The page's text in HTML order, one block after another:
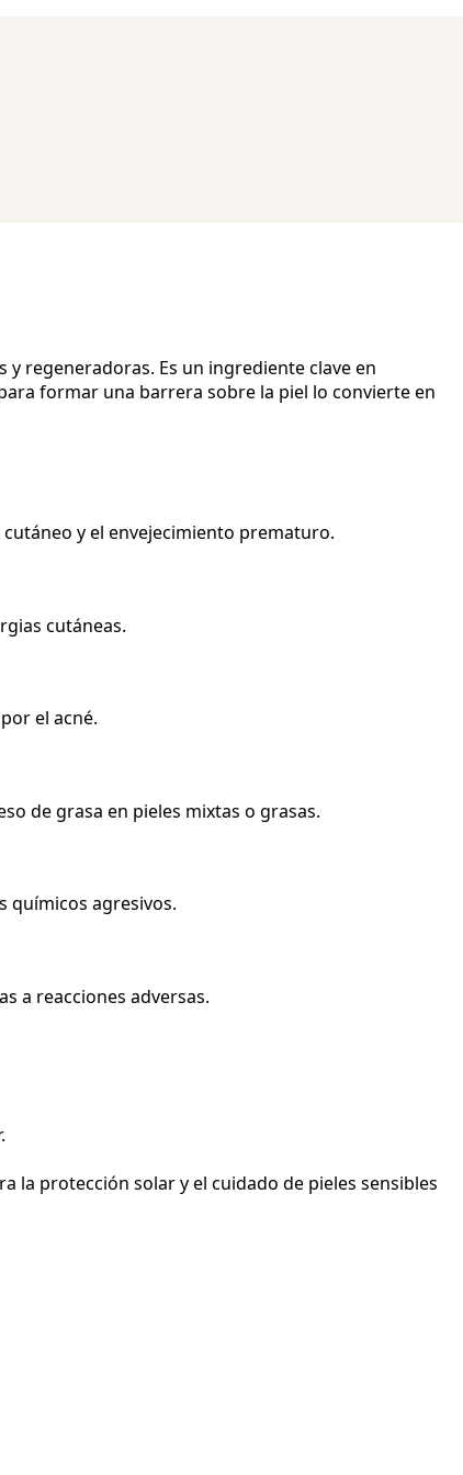
regeneradoras. Es un ingrediente clave en
formar una barrera sobre la piel lo convierte en
y el envejecimiento prematuro.
cutáneas.
el acné.
de grasa en pieles mixtas o grasas.
químicos agresivos.
a reacciones adversas.
la protección solar y el cuidado de pieles sensibles